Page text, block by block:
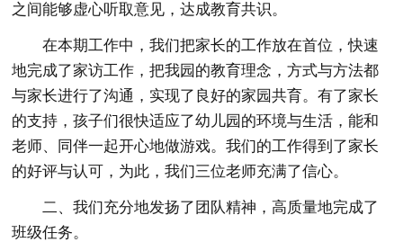
之间能够虚心听取意见，达成教育共识。
在本期工作中，我们把家长的工作放在首位，快速
地完成了家访工作，把我园的教育理念，方式与方法都
与家长进行了沟通，实现了良好的家园共育。有了家长
的支持，孩子们很快适应了幼儿园的环境与生活，能和
老师、同伴一起开心地做游戏。我们的工作得到了家长
的好评与认可，为此，我们三位老师充满了信心。
二、我们充分地发扬了团队精神，高质量地完成了
班级任务。